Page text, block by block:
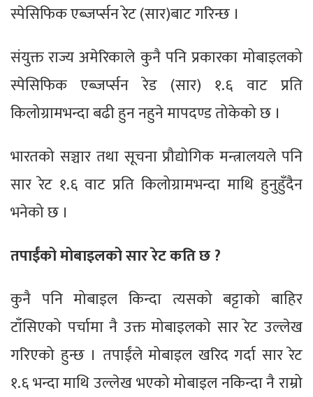
स्पेसिफिक एब्जर्प्सन रेट (सार)बाट गरिन्छ ।
संयुक्त राज्य अमेरिकाले कुनै पनि प्रकारका मोबाइलको
स्पेसिफिक एब्जर्प्सन रेड (सार) १.६ वाट प्रति
किलोग्रामभन्दा बढी हुन नहुने मापदण्ड तोकेको छ ।
भारतको सञ्चार तथा सूचना प्रौद्योगिक मन्त्रालयले पनि
सार रेट १.६ वाट प्रति किलोग्रामभन्दा माथि हुनुहुँदैन
भनेको छ ।
तपाईंको मोबाइलको सार रेट कति छ ?
कुनै पनि मोबाइल किन्दा त्यसको बट्टाको बाहिर
टाँसिएको पर्चामा नै उक्त मोबाइलको सार रेट उल्लेख
गरिएको हुन्छ । तपाईंले मोबाइल खरिद गर्दा सार रेट
१.६ भन्दा माथि उल्लेख भएको मोबाइल नकिन्दा नै राम्रो